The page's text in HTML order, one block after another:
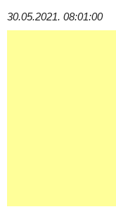
30.05.2021. 08:01:00